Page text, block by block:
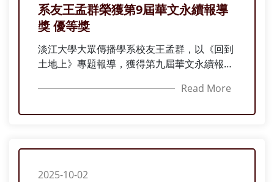
系友王孟群榮獲第9屆華文永續報導
獎 優等獎
淡江大學大眾傳播學系校友王孟群，以《回到
土地上》專題報導，獲得第九屆華文永續報導
Read More
2025-10-02